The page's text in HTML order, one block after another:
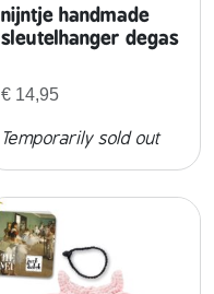
nijntje handmade
sleutelhanger degas
€ 14,95
Temporarily sold out